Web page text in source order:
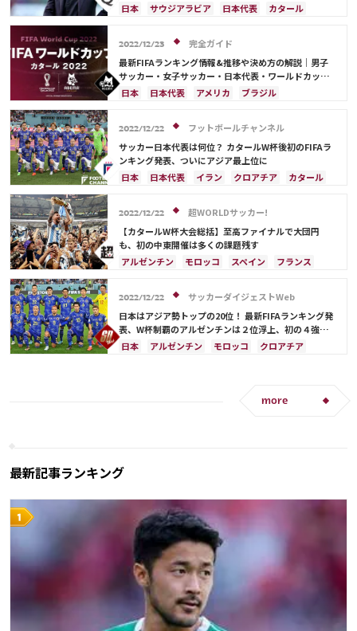
アルゼンチン
エクアドル ウルグアイ
カナダ
モロッコ
韓国 アメリカ
オーストラリア
コスタリカ
ケイラー・ナバス
サルダル・アズムン
日本
サウジアラビア 日本代表
カタール
スペイン
フランス ベルギー
スイス
イングランド オランダ
ポーランド
ポルトガル
ブラジル
アルゼンチン
エクアドル
ウルグアイ カナダ
メキシコ
アメリカ
ウェールズ
オーストラリア
コスタリカ
2022/12/23
完全ガイド
最新FIFAランキング情報&推移や決め方の解説｜男子
サッカー・女子サッカー・日本代表・ワールドカップ
出場国を網羅
日本 日本代表 アメリカ
ブラジル
ドイツ
ベルギー クロアチア
スイス
イングランド
アルゼンチン
ガーナ
デンマーク
セルビア スペイン
ポーランド
ポルトガル
エクアドル
カメルーン
モロッコ ウェールズ
カタール
サウジアラビア 中山 雄太
2022/12/22
フットボールチャンネル
サッカー日本代表は何位？ カタールW杯後初のFIFAラ
ンキング発表、ついにアジア最上位に
日本
日本代表 イラン クロアチア
カタール
モロッコ
オーストラリア
サウジアラビア
ドイツ
デンマーク スペイン
スイス
イングランド
オランダ
ポルトガル
ウルグアイ
メキシコ セネガル
韓国
2022/12/22
超WORLDサッカー!
【カタールW杯大会総括】至高ファイナルで大団円
も、初の中東開催は多くの課題残す
アルゼンチン
モロッコ スペイン
フランス
ポルトガル
コスタリカ
リオネル・メッシ
サウジアラビア
オランダ ブラジル
セネガル
韓国
オーストラリア イラン
デンマーク
ベルギー
ポーランド プレーオフ
エクアドル
サディオ・マネ
2022/12/22
サッカーダイジェストWeb
日本はアジア勢トップの20位！ 最新FIFAランキング発
表、W杯制覇のアルゼンチンは２位浮上、初の４強モ
ロッコは22位から…
日本 アルゼンチン モロッコ
クロアチア
イングランド
オランダ
more
最新記事ランキング